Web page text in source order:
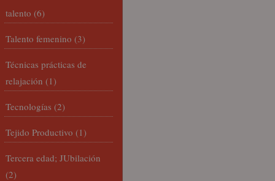
talento (6)
Talento femenino (3)
Técnicas prácticas de
relajación (1)
Tecnologías (2)
Tejido Productivo (1)
Tercera edad; JUbilación
(2)